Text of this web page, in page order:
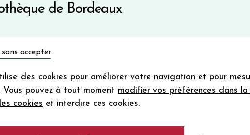
de Bordeaux
accepter
des cookies pour améliorer votre navigation et pour
Vous pouvez à tout moment modifier vos préférences dans
cookies et interdire ces cookies.
Vins du monde
Pinot Noir
Domaine
En m’abonnant, j’accepte de recevoir la
Vinothèque de Bordeaux.